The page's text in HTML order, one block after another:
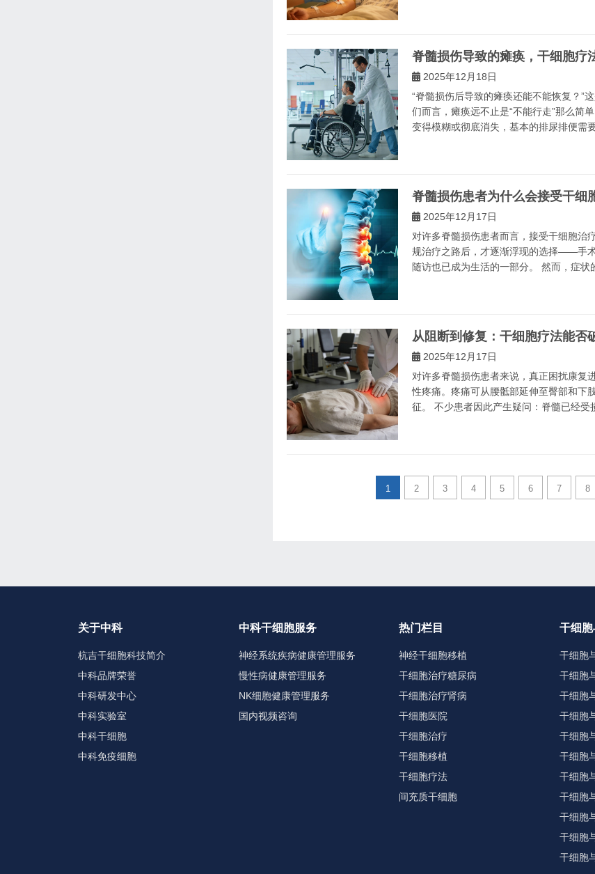
脊髓损伤导致的瘫痪，干细胞疗
2025年12月18日
“脊髓损伤后导致的瘫痪还能不能恢复？”
们而言，瘫痪远不止是“不能行走”那么简
变得模糊或彻底消失，基本的排尿排便需
脊髓损伤患者为什么会接受干细
2025年12月17日
对许多脊髓损伤患者而言，接受干细胞治
规治疗之路后，才逐渐浮现的选择——手
随访也已成为生活的一部分。 然而，症状
从阻断到修复：干细胞疗法能否
2025年12月17日
对许多脊髓损伤患者来说，真正困扰康复
性疼痛。疼痛可从腰骶部延伸至臀部和下
征。 不少患者因此产生疑问：脊髓已经受
1 2 3 4 5 6 7 8
关于中科
杭吉干细胞科技简介
中科品牌荣誉
中科研发中心
中科实验室
中科干细胞
中科免疫细胞
中科干细胞服务
神经系统疾病健康管理服务
慢性病健康管理服务
NK细胞健康管理服务
国内视频咨询
热门栏目
神经干细胞移植
干细胞治疗糖尿病
干细胞治疗肾病
干细胞医院
干细胞治疗
干细胞移植
干细胞疗法
间充质干细胞
干细
干细胞
干细胞
干细胞
干细胞
干细胞
干细胞
干细胞
干细胞
干细胞
干细胞
干细胞